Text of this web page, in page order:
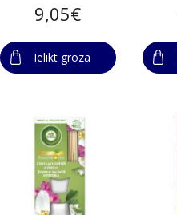
9,05€
Ielikt grozā